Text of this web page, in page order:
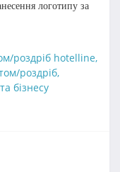
логотипу за
роздріб hotelline,
роздріб,
бізнесу